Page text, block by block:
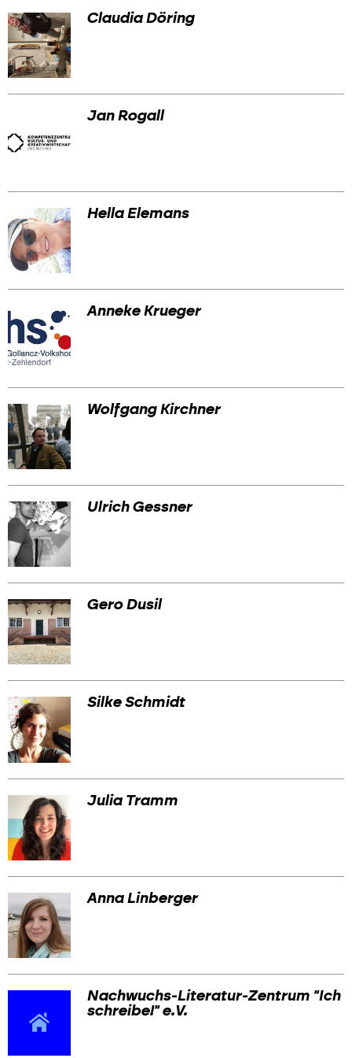
Claudia Döring
Jan Rogall
Hella Elemans
Anneke Krueger
Wolfgang Kirchner
Ulrich Gessner
Gero Dusil
Silke Schmidt
Julia Tramm
Anna Linberger
Nachwuchs-Literatur-Zentrum "Ich
schreibe!" e.V.